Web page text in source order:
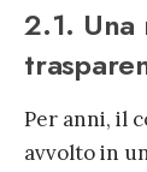
2.1. Una
Per anni, il
avvolto in